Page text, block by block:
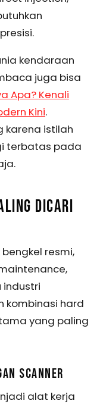
kendaraan
juga bisa
Apa? Kenali
Kini.
karena istilah
terbatas pada
DICARI
bengkel resmi,
industri
kombinasi hard
yang paling
SCANNER
alat kerja